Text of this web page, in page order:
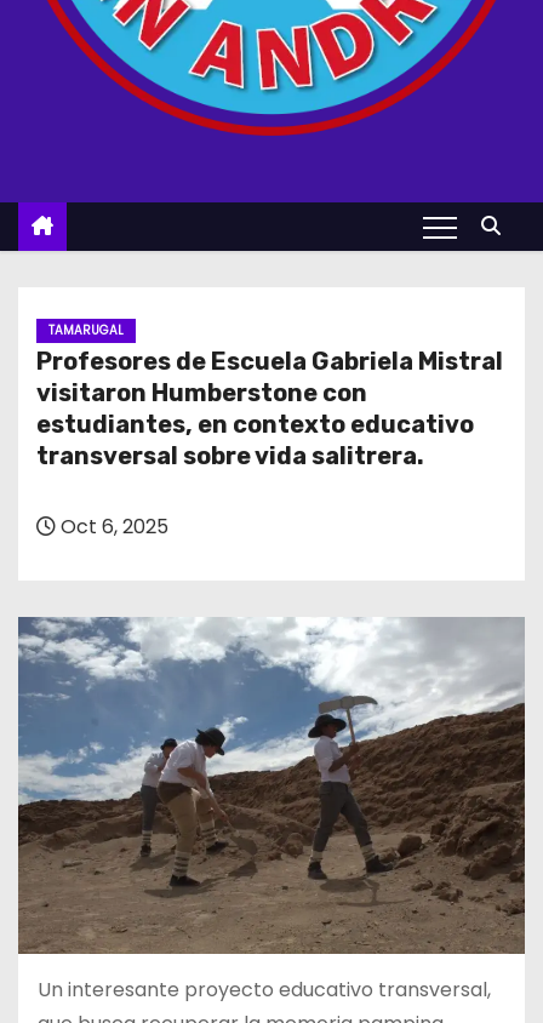
TAMARUGAL
Profesores de Escuela Gabriela Mistral
visitaron Humberstone con
estudiantes, en contexto educativo
transversal sobre vida salitrera.
Oct 6, 2025
Un interesante proyecto educativo transversal,